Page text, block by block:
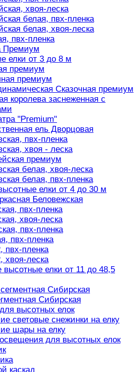
хвоя-леска
белая, пвх-пленка
белая, хвоя-леска
пвх-пленка
Премиум
елки от 3 до 8 м
премиум
премиум
Сказочная премиум
королева заснеженная с
"Premium"
ель Дворцовая
пвх-пленка
хвоя - леска
премиум
белая, хвоя-леска
белая, пвх-пленка
елки от 4 до 30 м
Беловежская
пвх-пленка
хвоя-леска
пвх-пленка
пвх-пленка
пвх-пленка
хвоя-леска
высотные елки от 11 до 48,5
Сибирская
Сибирская
высотных елок
световые снежинки на елку
шары на елку
для высотных елок
каскад